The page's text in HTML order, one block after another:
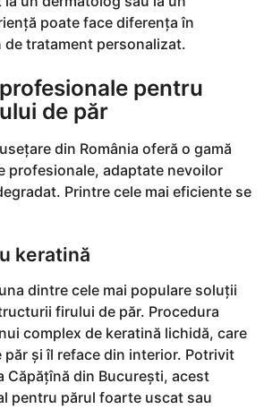
poate face diferența în
de tratament personalizat.
pentru
de păr
din România oferă o gamă
profesionale, adaptate nevoilor
Printre cele mai eficiente se
keratină
dintre cele mai populare soluții
firului de păr. Procedura
complex de keratină lichidă, care
și îl reface din interior. Potrivit
Căpățînă din București, acest
pentru părul foarte uscat sau